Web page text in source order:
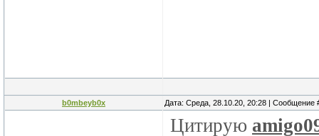
b0mbeyb0x Дата: Среда, 28.10.20, 20:28 | Сообщение
Цитирую